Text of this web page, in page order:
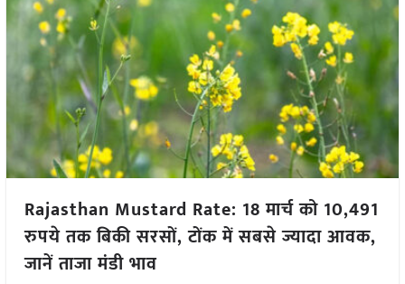
Rajasthan Mustard Rate: 18 मार्च को 10,491
रुपये तक बिकी सरसों, टोंक में सबसे ज्यादा आवक,
जानें ताजा मंडी भाव